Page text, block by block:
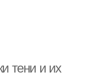
тени и их